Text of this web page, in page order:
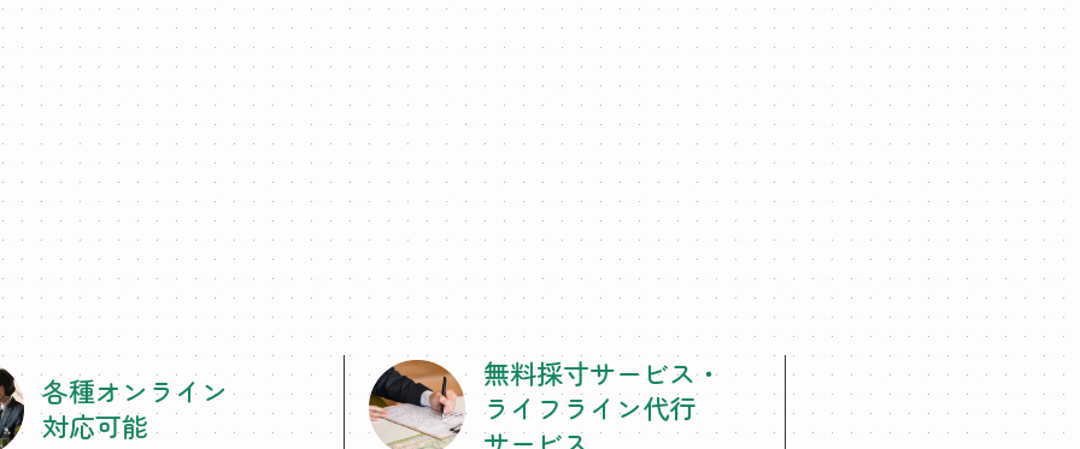
各種オンライン
対応可能
無料採寸サービス・
ライフライン代行